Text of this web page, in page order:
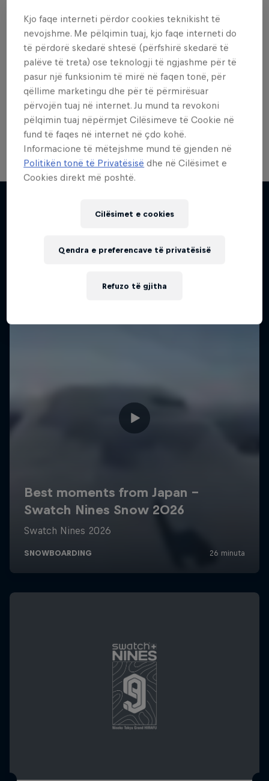
Dëshiron më shumë nga
kjo?
Bike
action-packed collection of two-wheel films,
shows …
Kjo faqe interneti përdor cookies teknikisht të
nevojshme. Me pëlqimin tuaj, kjo faqe interneti do
të përdorë skedarë shtesë (përfshirë skedarë të
palëve të treta) ose teknologji të ngjashme për të
pasur një funksionim të mirë në faqen tonë, për
qëllime marketingu dhe për të përmirësuar
përvojën tuaj në internet. Ju mund ta revokoni
pëlqimin tuaj nëpërmjet Cilësimeve të Cookie në
fund të faqes në internet në çdo kohë.
Informacione të mëtejshme mund të gjenden në
Politikën tonë të Privatësisë dhe në Cilësimet e
Cookies direkt më poshtë.
Cilësimet e cookies
Refuzo të gjitha
Qendra e preferencave të privatësisë